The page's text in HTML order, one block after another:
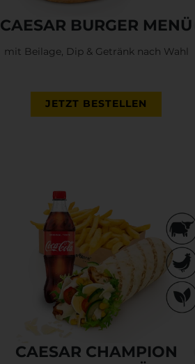
CAESAR BURGER MENÜ
mit Beilage, Dip & Getränk nach Wahl
JETZT BESTELLEN
CAESAR CHAMPION